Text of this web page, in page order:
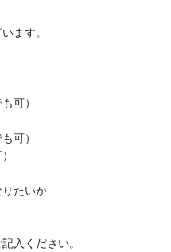
ます。
）
可）
たいか
入ください。